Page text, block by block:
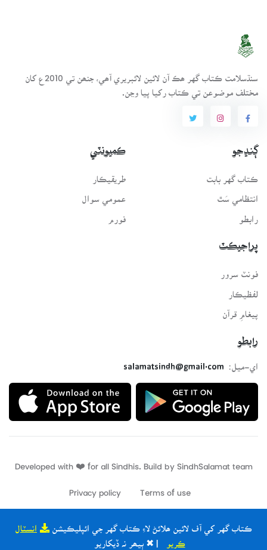
ڪتاب گهر کي آف لائين ھلائڻ لاءِ ڪتاب گهر جي ائپليڪيشن انسٽال
| ✖ ٻيھر نہ ڏيکاريو
سنڌسلامت ڪتاب گهر ھڪ آن لائين لائبريري آھي، جنھن تي 2010ع کان
مختلف موضوعن تي ڪتاب رکيا پيا وڃن.
ڳنڍجو
ڪتاب گهر بابت
انتظامي سَٿ
رابطو
ڪميونٽي
طريقيڪار
عمومي سوال
فورم
پراجيڪٽ
فونٽ سرور
لفظيڪار
پيغامِ قرآن
رابطو
اي-ميل:
salamatsindh@gmail.com
Developed with ❤️ for all Sindhis. Build by SindhSalamat
Terms of use
Privacy policy